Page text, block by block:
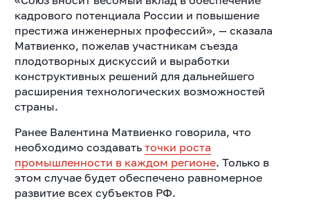
кадрового потенциала России и повышение
престижа инженерных профессий», — сказала
Матвиенко, пожелав участникам съезда
плодотворных дискуссий и выработки
конструктивных решений для дальнейшего
расширения технологических возможностей
страны.
Ранее Валентина Матвиенко говорила, что
необходимо создавать точки роста
промышленности в каждом регионе. Только в
этом случае будет обеспечено равномерное
развитие всех субъектов РФ.